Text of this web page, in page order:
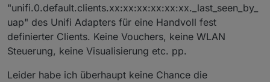
"unifi.0.default.clients.xx:xx:xx:xx:xx:xx._last_seen_by_
uap" des Unifi Adapters für eine Handvoll fest
definierter Clients. Keine Vouchers, keine WLAN
Steuerung, keine Visualisierung etc. pp.
Leider habe ich überhaupt keine Chance die